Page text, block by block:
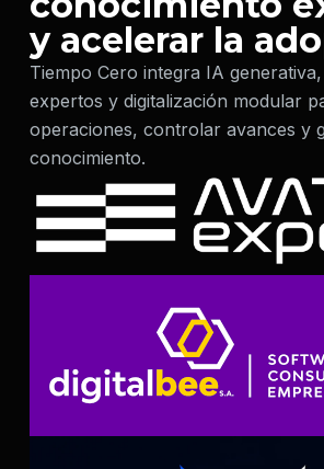
y acelerar la
Tiempo Cero integra IA
expertos y digitalización modular
operaciones, controlar avances y
conocimiento.